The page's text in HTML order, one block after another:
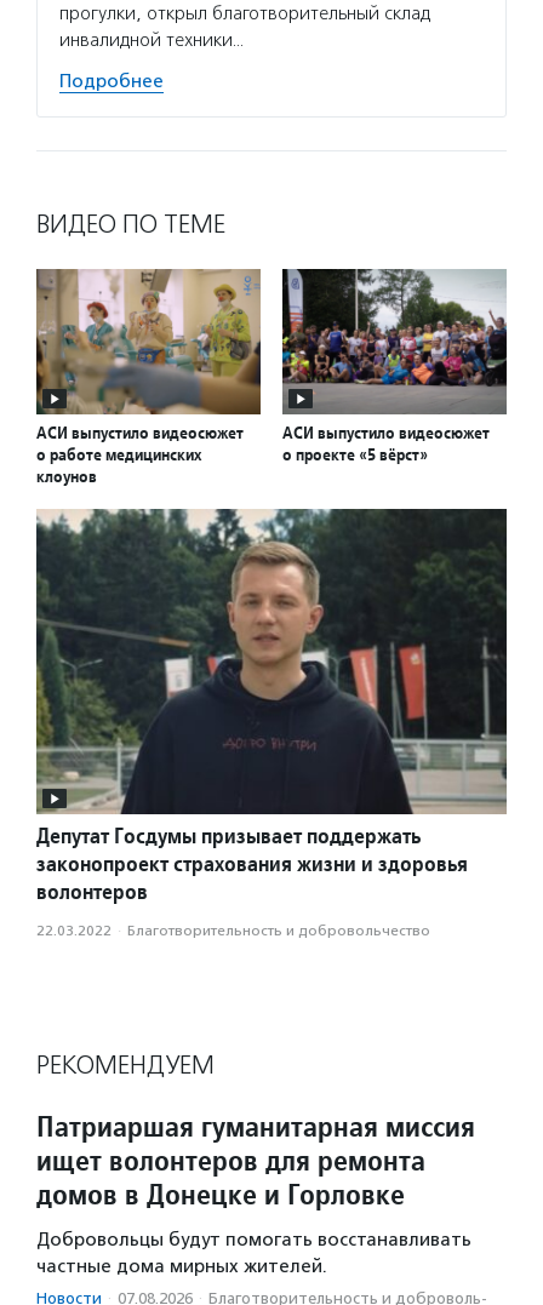
прогулки, открыл благотворительный склад
инвалидной техники…
Подробнее
ВИДЕО ПО ТЕМЕ
АСИ выпустило видеосюжет
о работе медицинских
клоунов
АСИ выпустило видеосюжет
о проекте «5 вёрст»
Депутат Госдумы призывает поддержать
законопроект страхования жизни и здоровья
волонтеров
22.03.2022 · Благотвори­тель­ность и доброволь­чест­во
РЕКОМЕНДУЕМ
Патриаршая гуманитарная миссия
ищет волонтеров для ремонта
домов в Донецке и Горловке
Добровольцы будут помогать восстанавливать
частные дома мирных жителей.
Новости · 07.08.2026 · Благотвори­тель­ность и доброволь­